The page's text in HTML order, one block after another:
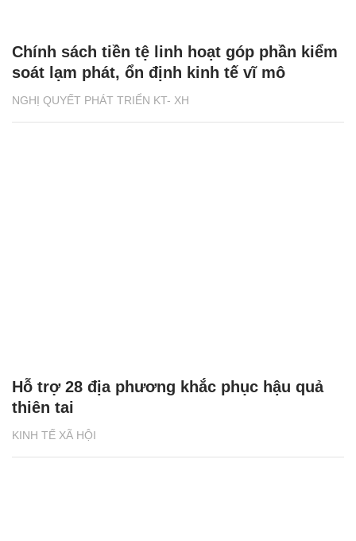
NGHỊ QUYẾT PHÁT TRIỂN KT- XH
Chính sách tiền tệ linh hoạt góp phần kiểm
soát lạm phát, ổn định kinh tế vĩ mô
KINH TẾ XÃ HỘI
Hỗ trợ 28 địa phương khắc phục hậu quả
thiên tai